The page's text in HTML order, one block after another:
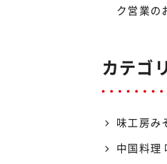
ク営業の
カテゴ
味工房み
中国料理